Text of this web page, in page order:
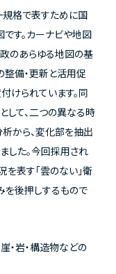
格で表すために国
す。カーナビや地図
政のあらゆる地図の基
整備・更新と活用促
けられています。同
して、二つの異なる時
から、変化部を抽出
した。今回採用され
表す「雲のない」衛
を後押しするもので
・岩・構造物などの